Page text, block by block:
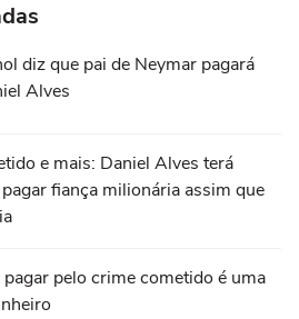
diz que pai de Neymar pagará
Alves
e mais: Daniel Alves terá
fiança milionária assim que
pelo crime cometido é uma